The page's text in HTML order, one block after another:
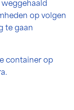
op volgen
te gaan
container op